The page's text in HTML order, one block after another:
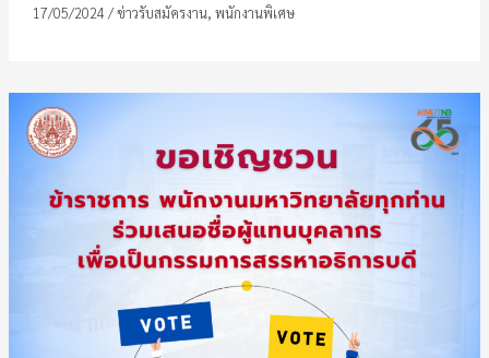
17/05/2024 /ข่าวรับสมัครงาน, พนักงานพิเศษ